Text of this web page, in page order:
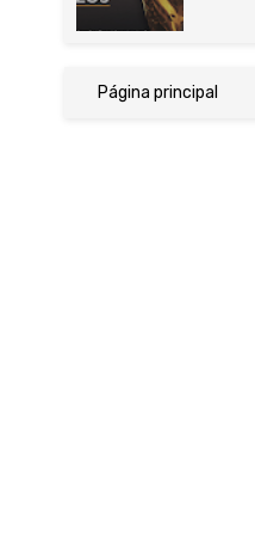
Página principal